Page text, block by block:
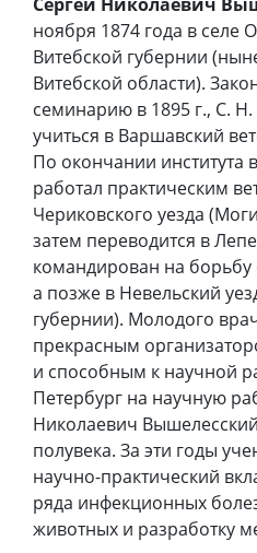
ноября 1874 года в селе
Витебской губернии
Витебской области).
семинарию в 1895 г., С.
учиться в Варшавский
По окончании института
работал практическим
Чериковского уезда
затем переводится в
командирован на борьбу
а позже в Невельский
губернии). Молодого
прекрасным
и способным к научной
Петербург на научную
Николаевич
полувека. За эти годы
научно-практический
ряда инфекционных
животных и разработку